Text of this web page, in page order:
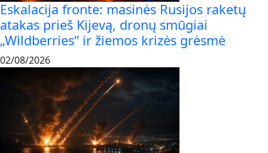
Eskalacija fronte: masinės Rusijos raketų
atakas prieš Kijevą, dronų smūgiai
„Wildberries“ ir žiemos krizės grėsmė
02/08/2026